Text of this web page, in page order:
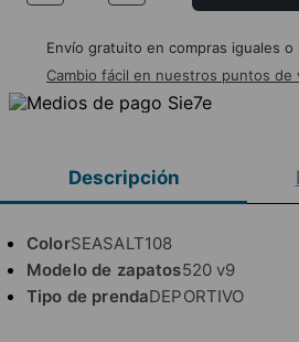
Envío gratuito en compras iguales o
Cambio fácil en nuestros puntos de
Descripción
ColorSEASALT108
Modelo de zapatos520 v9
Tipo de prendaDEPORTIVO